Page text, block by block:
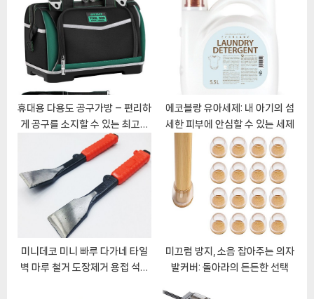
이
션
u
s
P
o
t
:
o
s
:
휴대용 다용도 공구가방 – 편리하
게 공구를 소지할 수 있는 최고의
파트너!
에코블랑 유아세제: 내 아기의 섬
세한 피부에 안심할 수 있는 세제
미니데코 미니 빠루 다가네 타일
벽 마루 철거 도장제거 용접 석공
미끄럼 방지, 소음 잡아주는 의자
발커버: 돌아라의 든든한 선택